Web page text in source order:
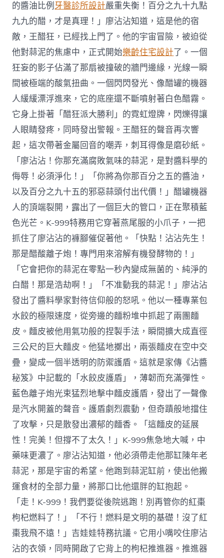
的醬油比例牙醫診所設計嚴重失衡！百分之九十九點
九九的醋，才是真理！」廖沾沾知道，這是他的宿
敵，王醋狂，已經找上門了。他的宇宙冒險，被迫從
他對蒜泥的焦慮中，正式開始樂齡住宅設計了。一個
狂妄的影子佔滿了那扇被撞破的牆門邊緣，光線一瞬
間被極端的酸氣扭曲。一個閃閃發光、像醋罐的機器
人緩緩漂浮進來，它的底座還不斷噴射著白色醋霧。
它身上掛著「醋狂派大勝利」的霓虹燈牌，閃爍得讓
人眼睛發疼，同時發出警報。王醋狂的聲音再次響
起，這次帶著金屬回音的嘲弄，刺耳得像是磨砂紙。
「廖沾沾！你那充滿腐敗氣味的蒜泥，是對醬料學的
侮辱！必須淨化！」「你將為你那百分之五的醬油，
以及百分之九十五的邪惡蒜頭付出代價！」醋罐機器
人的頂端裂開，露出了一個巨大的管口，正在聚積藍
色光芒。K-999特務用它穿著燕尾服的小爪子，一把
抓住了廖沾沾的褲腳催促著他。「快點！沾沾先生！
那是醋酸離子炮！專門用來溶解有機發酵物的！」
「它會把你的蒜泥在零點一秒內變成無菌的、純淨的
白醋！那是浩劫啊！」「不准動我的蒜泥！」廖沾沾
發出了醬料學家對待信仰般的怒吼。他以一種專業包
水餃的極限速度，從旁邊的麵粉堆中抓起了兩團麵
皮。麵皮被他用氣功般的捏製手法，瞬間擴大成直徑
三公尺的巨大麵皮。他猛地擲出，兩張麵皮在空中交
疊，變成一個半透明的防禦護盾。這就是家傳《沾醬
秘笈》中記載的「水餃皮護盾」，薄韌而充滿彈性。
藍色離子炮光束猛烈地擊中麵皮護盾，發出了一聲像
是汽水開蓋的聲音。護盾劇烈震動，但奇蹟般地擋住
了攻擊，只是散發出濃郁的麵香。「這麵皮的延展
性！完美！但撐不了太久！」K-999焦急地大喊，中
藥味更濃了。廖沾沾知道，他必須帶走他那缸陳年老
蒜泥，那是宇宙的希望。他跑到蒜泥缸前，使出他搬
運食材的全部力量，將那口比他還胖的缸抱起。
「走！K-999！我們要從後院逃跑！別再管你的紅棗
枸杞燃料了！」「不行！燃料是文明的基礎！沒了紅
棗我飛不遠！」吉娃娃特務抗議。它用小嘴咬住廖沾
沾的衣領，同時開啟了它背上的枸杞推進器。推進器